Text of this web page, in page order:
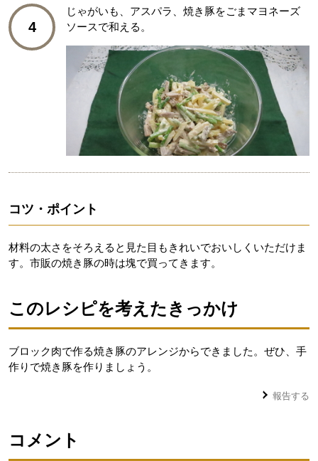
4
じゃがいも、アスパラ、焼き豚をごまマヨネーズ
ソースで和える。
コツ・ポイント
材料の太さをそろえると見た目もきれいでおいしくいただけま
す。市販の焼き豚の時は塊で買ってきます。
このレシピを考えたきっかけ
ブロック肉で作る焼き豚のアレンジからできました。ぜひ、手
作りで焼き豚を作りましょう。
報告する
コメント